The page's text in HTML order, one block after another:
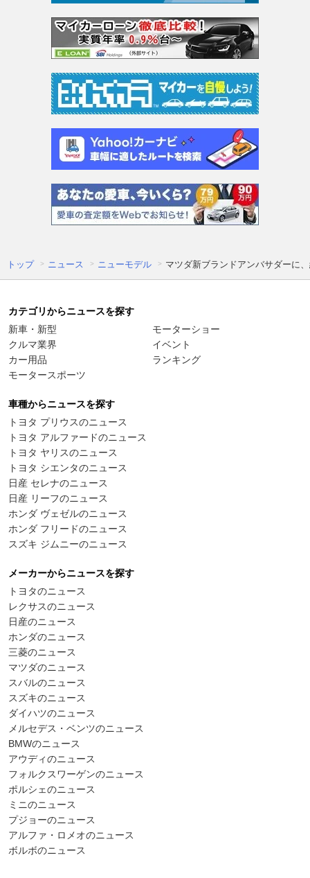
トップ ニュース ニューモデル マツダ新ブランドアンバサダーに
カテゴリからニュースを探す
新車・新型
クルマ業界
カー用品
モータースポーツ
モーターショー
イベント
ランキング
車種からニュースを探す
トヨタ プリウスのニュース
トヨタ アルファードのニュース
トヨタ ヤリスのニュース
トヨタ シエンタのニュース
日産 セレナのニュース
日産 リーフのニュース
ホンダ ヴェゼルのニュース
ホンダ フリードのニュース
スズキ ジムニーのニュース
メーカーからニュースを探す
トヨタのニュース
レクサスのニュース
日産のニュース
ホンダのニュース
三菱のニュース
マツダのニュース
スバルのニュース
スズキのニュース
ダイハツのニュース
メルセデス・ベンツのニュース
BMWのニュース
アウディのニュース
フォルクスワーゲンのニュース
ポルシェのニュース
ミニのニュース
プジョーのニュース
アルファ・ロメオのニュース
ボルボのニュース